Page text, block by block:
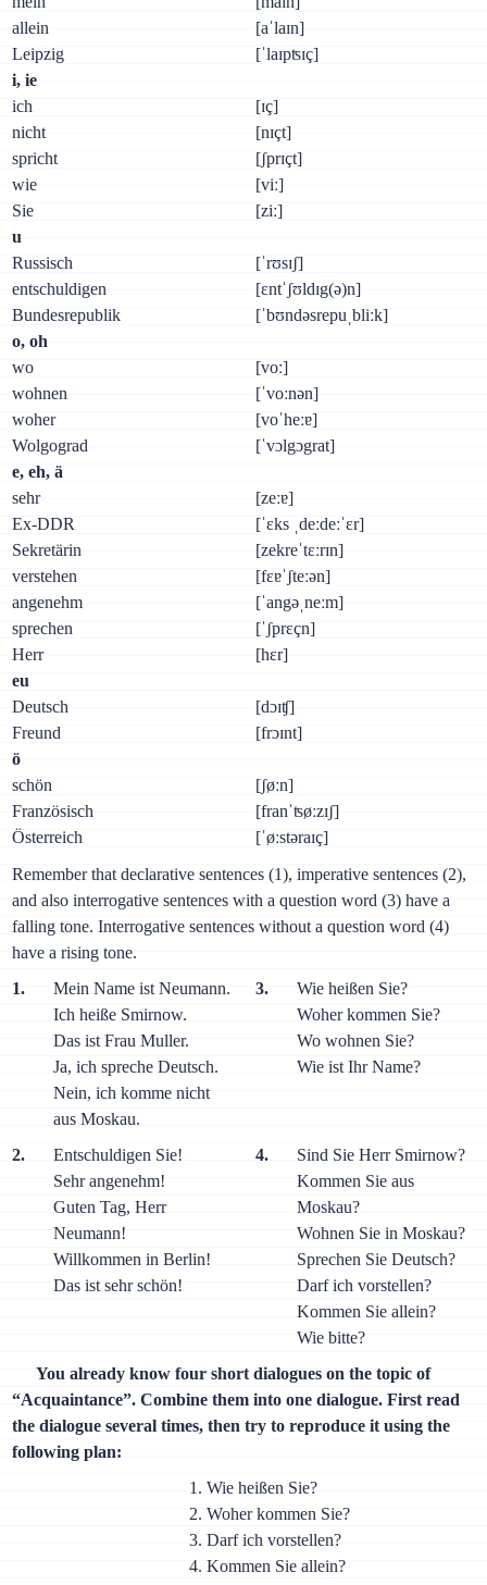
allein
[aˈlaɪn]
Leipzig
[ˈlaɪpʦɪç]
i, ie
ich
[ɪç]
nicht
[nɪçt]
spricht
[ʃprɪçt]
wie
[viː]
Sie
[ziː]
u
Russisch
[ˈrʊsɪʃ]
entschuldigen
[ɛntˈʃʊldɪg(ə)n]
Bundesrepublik
[ˈbʊndəsrepuˌbliːk]
о, oh
wo
[voː]
wohnen
[ˈvoːnən]
woher
[voˈheːɐ]
Wolgograd
[ˈvɔlgɔgrat]
e, eh, ä
sehr
[zeːɐ]
Ex-DDR
[ˈɛks ˌdeːdeːˈɛr]
Sekretärin
[zekreˈtɛːrɪn]
verstehen
[fɛɐˈʃteːən]
angenehm
[ˈangəˌneːm]
sprechen
[ˈʃprɛçn]
Herr
[hɛr]
eu
Deutsch
[dɔɪʧ]
Freund
[frɔɪnt]
ö
schön
[ʃøːn]
Französisch
[franˈʦøːzɪʃ]
Österreich
[ˈøːstəraɪç]
Remember that declarative sentences (1), imperative sentences (2),
and also interrogative sentences with a question word (3) have a
falling tone. Interrogative sentences without a question word (4)
have a rising tone.
1.
Mein Name ist Neumann.
Ich heiße Smirnow.
Das ist Frau Muller.
Ja, ich spreche Deutsch.
Nein, ich komme nicht
aus Moskau.
3.
Wie heißen Sie?
Woher kommen Sie?
Wo wohnen Sie?
Wie ist Ihr Name?
2.
Entschuldigen Sie!
Sehr angenehm!
Guten Tag, Herr
Neumann!
Willkommen in Berlin!
Das ist sehr schön!
4.
Sind Sie Herr Smirnow?
Kommen Sie aus
Moskau?
Wohnen Sie in Moskau?
Sprechen Sie Deutsch?
Darf ich vorstellen?
Kommen Sie allein?
Wie bitte?
You already know four short dialogues on the topic of
“Acquaintance”. Combine them into one dialogue. First read
the dialogue several times, then try to reproduce it using the
following plan:
Wie heißen Sie?
Woher kommen Sie?
Darf ich vorstellen?
Kommen Sie allein?